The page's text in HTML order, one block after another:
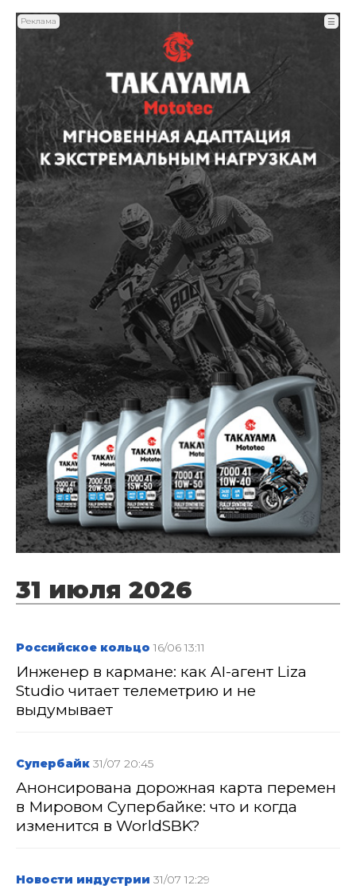
Реклама ☰
31 июля 2026
Российское кольцо 16/06 13:11
Инженер в кармане: как AI-агент Liza
Studio читает телеметрию и не
выдумывает
Супербайк 31/07 20:45
Анонсирована дорожная карта перемен
в Мировом Супербайке: что и когда
изменится в WorldSBK?
Новости индустрии 31/07 12:29